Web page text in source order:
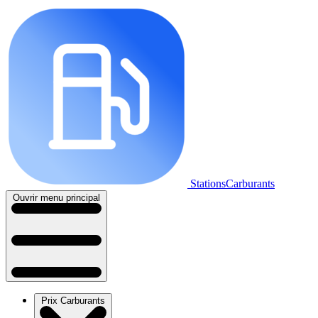
StationsCarburants
Ouvrir menu principal
Prix Carburants